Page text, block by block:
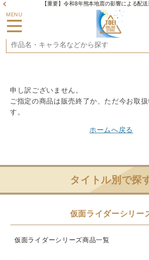
【重要】令和8年熊本地震の影響による配
MENU
申し訳ございません。
ご指定の商品は販売終了か、ただ今お取
す。
ホームへ戻る
タイトル別で探
仮面ライダーシリー
仮面ライダーシリーズ商品一覧